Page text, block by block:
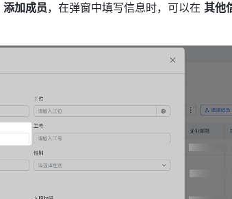
添加成员，在弹窗中填写信息时，可以在 其他